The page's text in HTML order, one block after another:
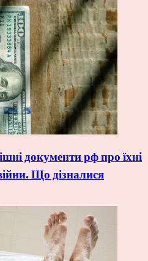
документи рф про їхні
Що дізналися